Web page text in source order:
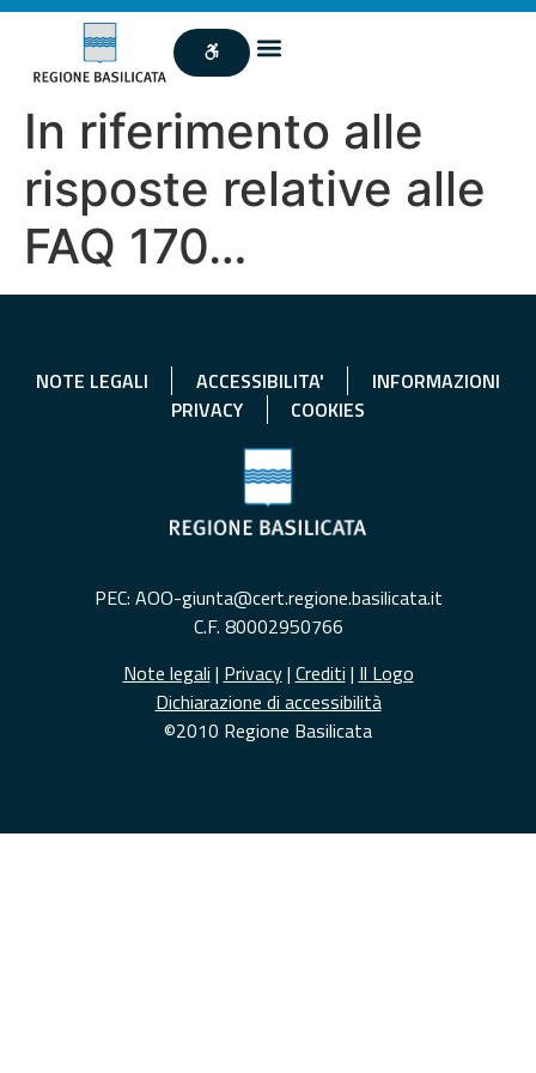
In riferimento alle
risposte relative alle
FAQ 170…
NOTE LEGALI ACCESSIBILITA'
INFORMAZIONI
PRIVACY
COOKIES
PEC: AOO-giunta@cert.regione.basilicata.it
C.F. 80002950766
Note legali | Privacy| Crediti | Il Logo
Dichiarazione di accessibilità
©2010 Regione Basilicata